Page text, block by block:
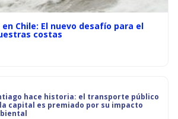
Chile: El nuevo desafío para el
costas
hace historia: el transporte público
capital es premiado por su impacto